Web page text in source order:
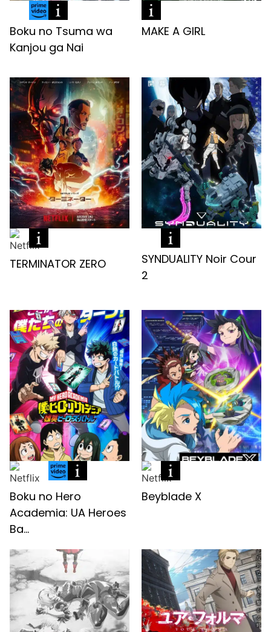
Boku no Tsuma wa
Kanjou ga Nai
MAKE A GIRL
TERMINATOR ZERO
SYNDUALITY Noir Cour
2
Boku no Hero
Academia: UA Heroes
Ba...
Beyblade X